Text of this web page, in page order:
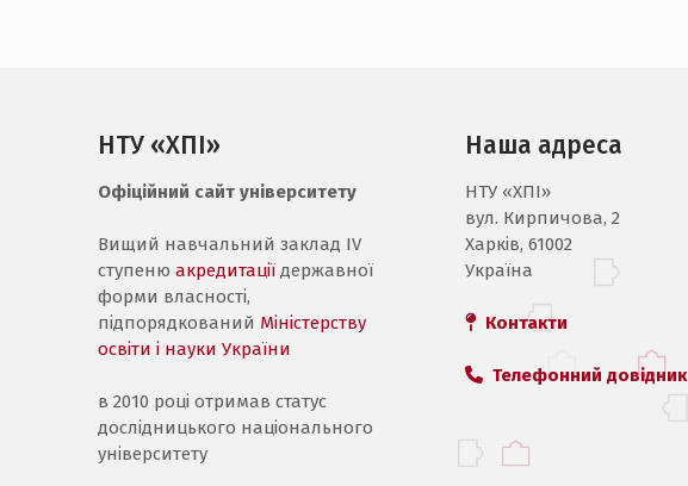
НТУ «ХПІ»
Офіційний сайт університету
Вищий навчальний заклад IV
ступеню акредитації державної
форми власності,
підпорядкований Міністерству
освіти і науки України
в 2010 році отримав статус
дослідницького національного
університету
Наша адреса
НТУ «ХПI»
вул. Кирпичова, 2
Харків, 61002
Україна
Контакти
Телефонний довідник